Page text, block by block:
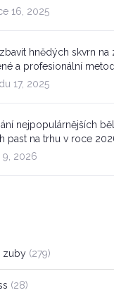
16, 2025
hnědých skvrn na
a profesionální
17, 2025
nejpopulárnějších
past na trhu v roce
9, 2026
zuby (279)
(28)